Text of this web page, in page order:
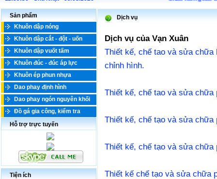
Sản phẩm
Khuôn dập nóng
Khuôn dập cắt - đột - uốn
Khuôn dập vuốt tấm
Khuôn đúc - đúc áp lực
Khuôn ép phun nhựa
Dao phay định hình
Dao phay ngón nguyên khối
Đồ gá gia công, kiểm tra
Hỗ trợ trực tuyến
Tiện ích
Dịch vụ
Dịch vụ của Vạn Xuân
Thiết kế, chế tao và sửa chữa
chỉnh hình.
Thiết kế, chế tao và sửa chữa
Thiết kế, chế tạo và sửa chữa
Thiết kế, chế tạo và sửa chữa
Thiết kế chế tạo và sửa chữa